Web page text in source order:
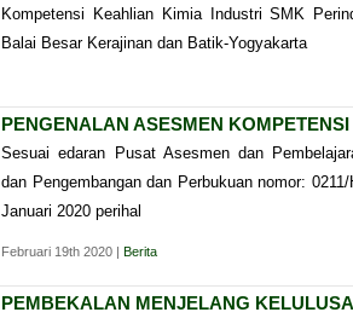
Kompetensi Keahlian Kimia Industri SMK
Balai Besar Kerajinan dan Batik-Yogyakarta
PENGENALAN ASESMEN
Sesuai edaran Pusat Asesmen dan
dan Pengembangan dan Perbukuan nomor:
Januari 2020 perihal
Februari 19th 2020 | Berita
PEMBEKALAN MENJELANG